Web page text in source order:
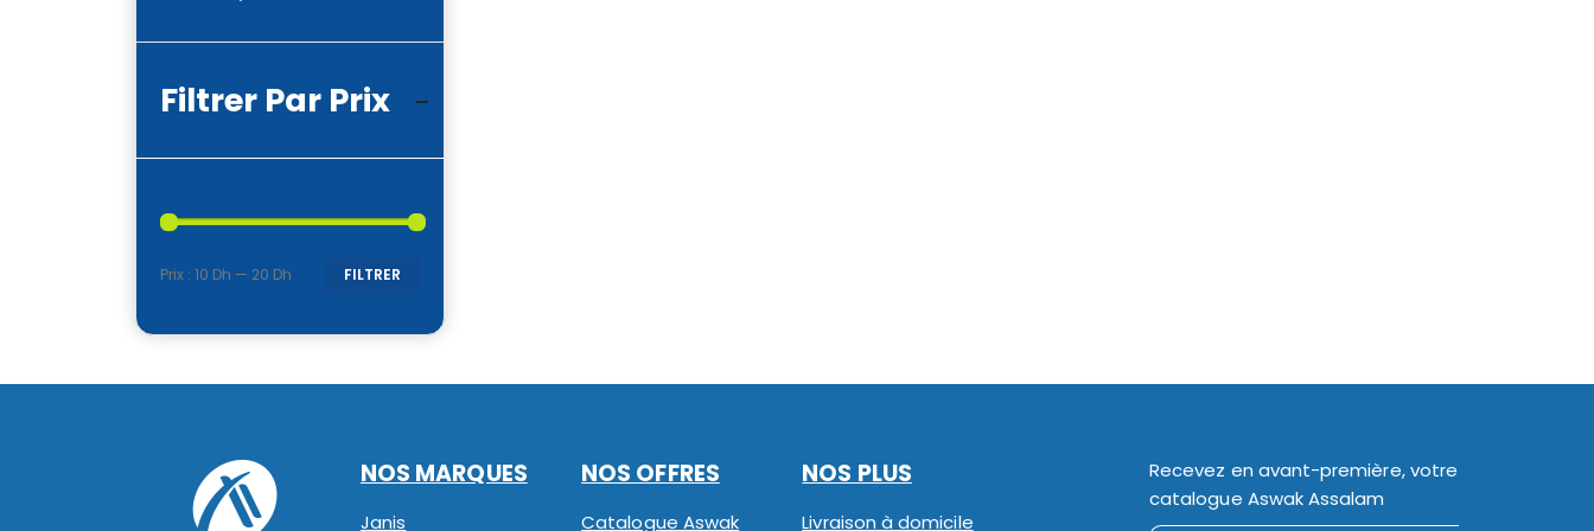
Filtrer Par Prix
FILTRER
Prix : 10 Dh — 20 Dh
NOS MARQUES
Janis
NOS OFFRES
Catalogue Aswak
NOS PLUS
Livraison à domicile
Recevez en avant-première, votre
catalogue Aswak Assalam